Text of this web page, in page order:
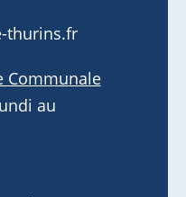
thurins.fr
Communale
au